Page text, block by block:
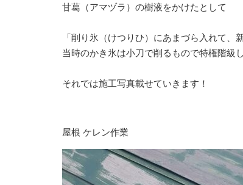
⁡甘葛（アマヅラ）の樹液をかけたとして⁡
「削り氷（けつりひ）にあまづら入れて
当時のかき氷は小刀で削るもので特権階級
⁡それでは施工写真載せていきます！⁡
屋根 ケレン作業